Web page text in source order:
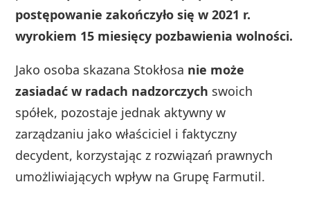
postępowanie zakończyło się w 2021 r.
wyrokiem 15 miesięcy pozbawienia wolności.
Jako osoba skazana Stokłosa nie może
zasiadać w radach nadzorczych swoich
spółek, pozostaje jednak aktywny w
zarządzaniu jako właściciel i faktyczny
decydent, korzystając z rozwiązań prawnych
umożliwiających wpływ na Grupę Farmutil.